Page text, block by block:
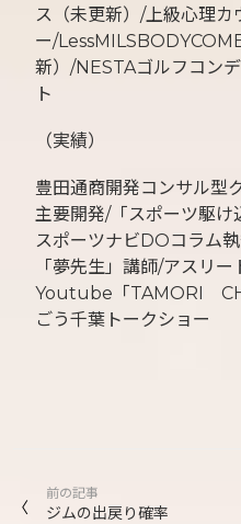
ス（未更新）/上級心理カ
ー/
新）/NESTAゴルフコン
ト
（実績）
豊田通商開発コンサル型
主要開発/「スポーツ駆け
スポーツナビDOコラム
「夢先生」講師/アスリー
Youtube「TAMORI
ごう千葉トークショー
稿
前の記事
ジムの出戻り確率